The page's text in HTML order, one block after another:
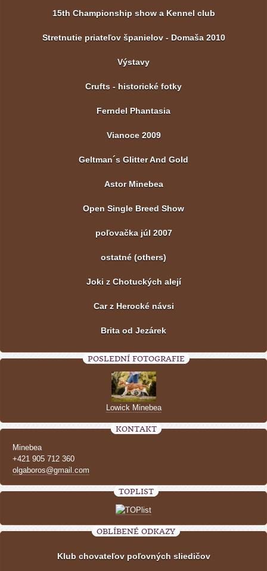
15th Championship show a Kennel club
Stretnutie priateľov španielov - Domaša 2010
Výstavy
Crufts - historické fotky
Ferndel Phantasia
Vianoce 2009
Geltman´s Glitter And Gold
Astor Minebea
Open Single Breed Show
poľovačka júl 2007
ostatné (others)
Joki z Chotuckých alejí
Car z Herocké návsi
Brita od Jezárek
POSLEDNÍ FOTOGRAFIE
Lowick Minebea
KONTAKT
Minebea
+421 905 712 360
olgaboros@gmail.com
TOPLIST
OBLÍBENÉ ODKAZY
Klub chovateľov poľovných sliedičov